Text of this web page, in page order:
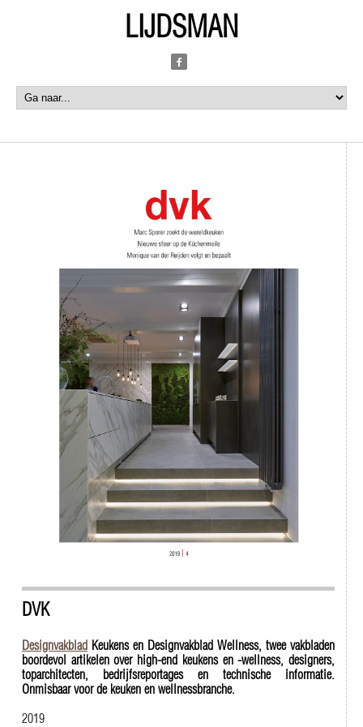
LIJDSMAN
DVK
Designvakblad Keukens en Designvakblad Wellness, twee vakbladen
boordevol artikelen over high-end keukens en -wellness, designers,
toparchitecten, bedrijfsreportages en technische informatie.
Onmisbaar voor de keuken en wellnessbranche.
2019